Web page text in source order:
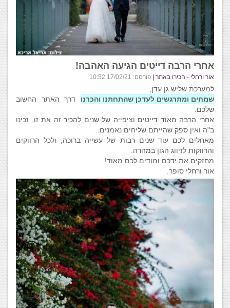
אחרי הרבה דייטים הגיעה האהבה!
אור ורחלי - הכירו באתר | פורסם: 17/02/21 10:52
למערכת שליש גן עדן,
שמחים ומתרגשים לעדכן שהתחתנו והכרנו דרך האתר החשוב
שלכם.
אחרי הרבה מאוד דייטים וציפייה של שנים להכיר זה את זו, זכינו
ב"ה ואין ספק שהייתם שליחים נאמנים.
מאחלים לכם עוד שנים רבות של עשייה ברוכה, ולכל הרווקים
והרווקות לזיווג הגון במהרה.
מחזקים את ידכם ומודים לכם מאוד!
אור ורחלי סופר.